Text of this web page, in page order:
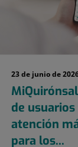
23 de junio de
de
atención
para los...